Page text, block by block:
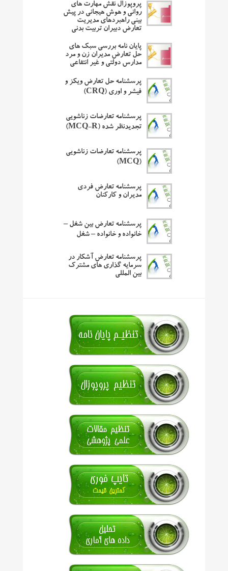
پروپوزال نقش مهارت های
روانی و هوش هیجانی در پیش
بینی راهبردهای مدیریت
تعارض دبیران تربیت بدنی
پایان نامه بررسی سبک های
حل تعارض مدیران زن و مرد
مدارس دولتی و غیر انتفاعی
پرسشنامه حل تعارض ویکز و
فیشر و اوری (CRQ)
پرسشنامه تعارضات زناشویی
تجدیدنظر شده (MCQ-R)
پرسشنامه تعارضات زناشویی
(MCQ)
پرسشنامه تعارض فردی
مدیران و کارکنان
پرسشنامه تعارض بین شغل –
خانواده و خانواده – شغل
پرسشنامه تعارض آشکار در
سرمایه گذاری های مشترک
بین المللی